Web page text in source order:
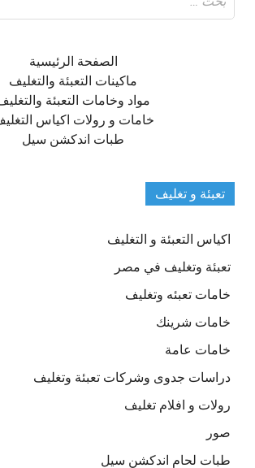
عن:
الصفحة الرئيسية
ماكينات التعبئة والتغليف
مواد وخامات التعبئة والتغليف
خامات و رولات اكياس التغليف
طبات اندكشن سيل
تعبئة و تغليف
اكياس التعبئة و التغليف
تعبئة وتغليف في مصر
خامات تعبئه وتغليف
خامات شرينك
خامات عامة
دراسات جدوى وشركات تعبئة وتغليف
رولات و افلام تغليف
صور
طبات لحام اندكشن سيل